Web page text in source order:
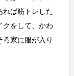
れば筋トレした
クをして、かわ
家に服が入り